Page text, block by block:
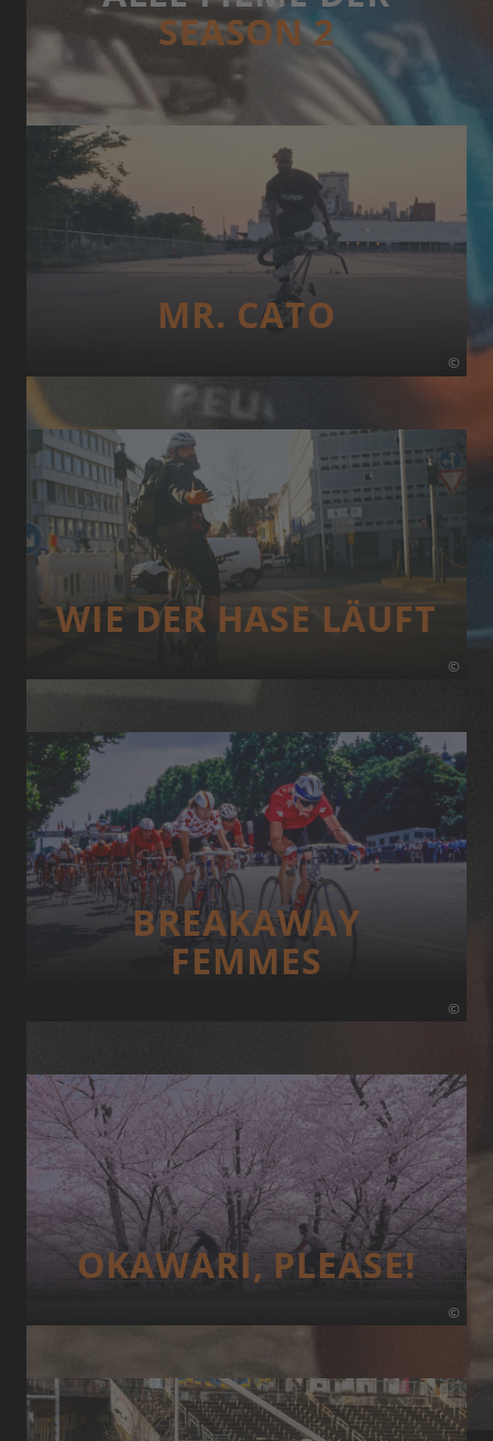
SEASON 2
©
MR. CATO
©
WIE DER HASE LÄUFT
©
BREAKAWAY
FEMMES
©
OKAWARI, PLEASE!